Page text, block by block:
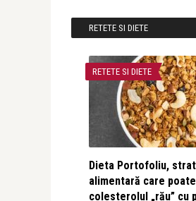
RETETE SI DIETE
RETETE SI DIETE
Dieta Portofoliu,
alimentară care
colesterolul „rău” cu